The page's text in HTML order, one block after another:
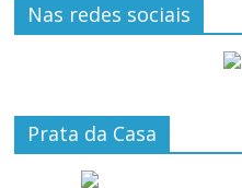
Nas redes sociais
Prata da Casa